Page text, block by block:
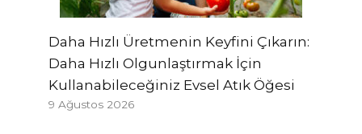
Daha Hızlı Üretmenin Keyfini Çıkarın:
Daha Hızlı Olgunlaştırmak İçin
Kullanabileceğiniz Evsel Atık Öğesi
9 Ağustos 2026